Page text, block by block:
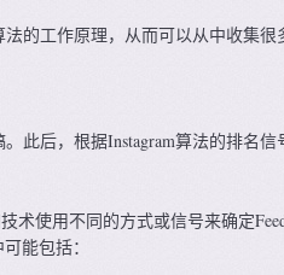
的工作原理，从而可以从中收集很
此后，根据Instagram算法的排名
术使用不同的方式或信号来确定
能包括：